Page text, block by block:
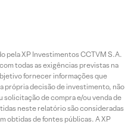
pela XP Investimentos CCTVM S.A.
todas as exigências previstas na
fornecer informações que
própria decisão de investimento, não
de compra e/ou venda de
neste relatório são consideradas
obtidas de fontes públicas. A XP